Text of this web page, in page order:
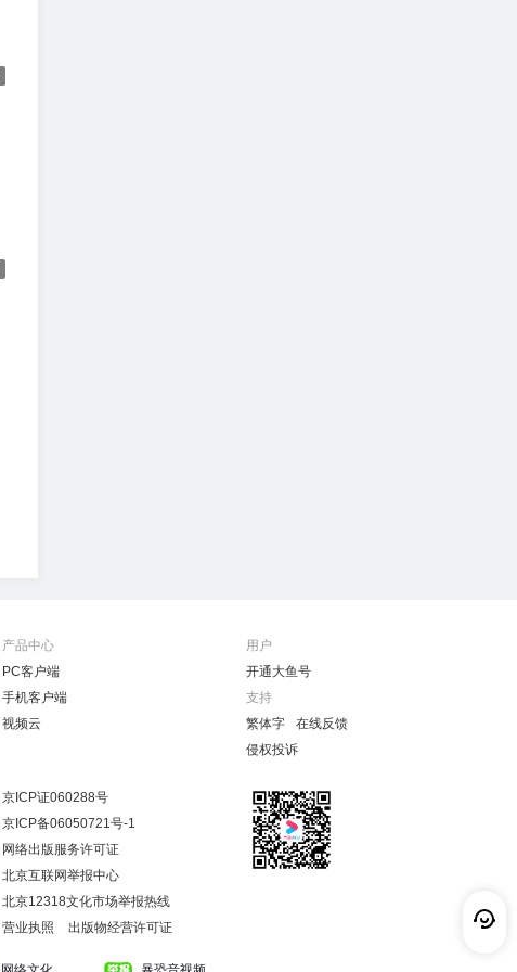
产品中心
PC客户端
手机客户端
视频云
用户
开通大鱼号
支持
繁体字
在线反馈
侵权投诉
京ICP证060288号
京ICP备06050721号-1
网络出版服务许可证
北京互联网举报中心
北京12318文化市场举报热线
营业执照
出版物经营许可证